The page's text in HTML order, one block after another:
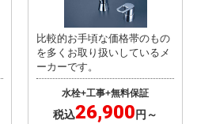
比較的お手頃な価格帯のもの
を多くお取り扱いしているメ
ーカーです。
水栓+工事+無料保証
税込26,900円～